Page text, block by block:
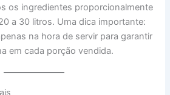
os ingredientes proporcionalmente
a 30 litros. Uma dica importante:
na hora de servir para garantir
em cada porção vendida.